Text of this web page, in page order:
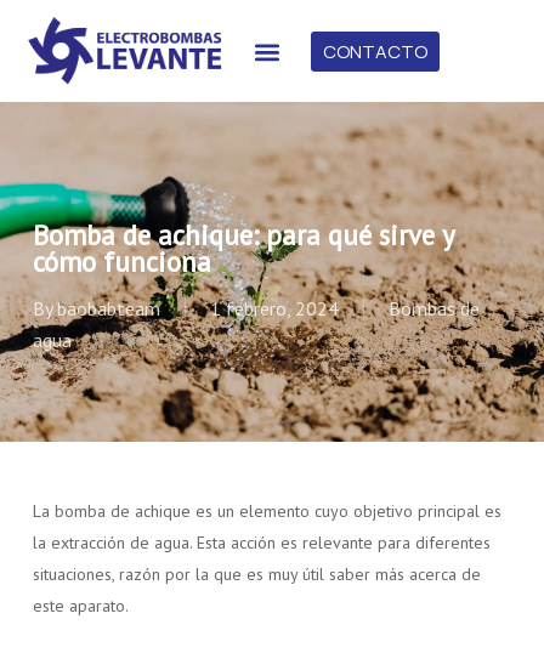
CONTACTO
Bomba de achique: para qué sirve y
cómo funciona
By baobabteam 1 febrero, 2024
Bombas de
agua
La bomba de achique es un elemento cuyo objetivo principal es
la extracción de agua. Esta acción es relevante para diferentes
situaciones, razón por la que es muy útil saber más acerca de
este aparato.